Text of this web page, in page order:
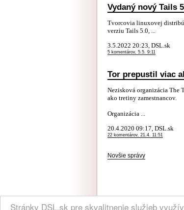
Stránky DSL.sk pre skvalitnenie služieb
Vydaný nový Tails
Tvorcovia linuxovej
verziu Tails 5.0, ...
3.5.2022 20:23, DSL.sk
5 komentárov, 5.5. 9:11
Tor prepustil viac
Nezisková organizácia The
ako tretiny zamestnancov.
Organizácia ...
20.4.2020 09:17, DSL.sk
22 komentárov, 21.4. 11:51
Novšie správy
(C) 2004, 2005 DSL.sk |